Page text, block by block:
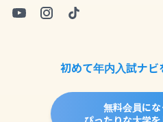
初めて年内入試ナ
無料会員にな